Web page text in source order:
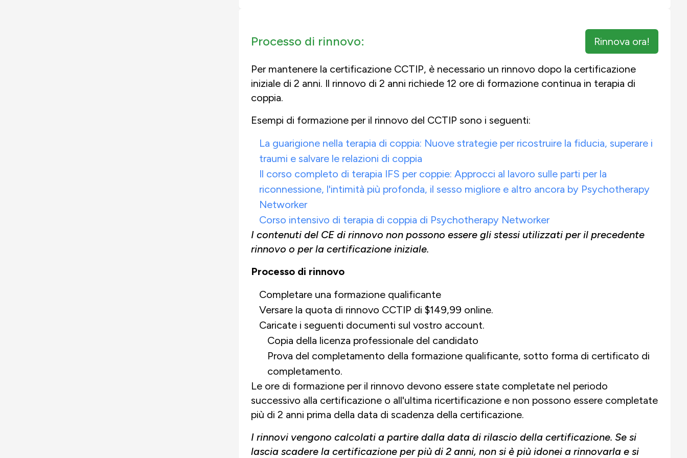
Processo di rinnovo: Rinnova ora!
Per mantenere la certificazione CCTIP, è necessario un rinnovo dopo la certificazione
iniziale di 2 anni. Il rinnovo di 2 anni richiede 12 ore di formazione continua in terapia di
coppia.
Esempi di formazione per il rinnovo del CCTIP sono i seguenti:
La guarigione nella terapia di coppia: Nuove strategie per ricostruire la fiducia, superare i
traumi e salvare le relazioni di coppia
Il corso completo di terapia IFS per coppie: Approcci al lavoro sulle parti per la
riconnessione, l'intimità più profonda, il sesso migliore e altro ancora by Psychotherapy
Networker
Corso intensivo di terapia di coppia di Psychotherapy Networker
I contenuti del CE di rinnovo non possono essere gli stessi utilizzati per il precedente
rinnovo o per la certificazione iniziale.
Processo di rinnovo
Completare una formazione qualificante
Versare la quota di rinnovo CCTIP di $149,99 online.
Caricate i seguenti documenti sul vostro account.
Copia della licenza professionale del candidato
Prova del completamento della formazione qualificante, sotto forma di certificato di
completamento.
Le ore di formazione per il rinnovo devono essere state completate nel periodo
successivo alla certificazione o all'ultima ricertificazione e non possono essere completate
più di 2 anni prima della data di scadenza della certificazione.
I rinnovi vengono calcolati a partire dalla data di rilascio della certificazione. Se si
lascia scadere la certificazione per più di 2 anni, non si è più idonei a rinnovarla e si